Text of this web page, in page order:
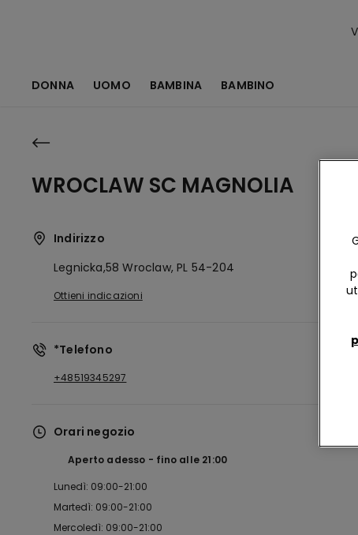
DONNA UOMO BAMBINA BAMBINO
WROCLAW SC MAGNOLIA
Indirizzo
Legnicka,58Wroclaw, PL 54-204
Ottieni indicazioni
*Telefono
+48519345297
Orari negozio
Aperto adesso fino alle 21:00
Lunedì: 09:00-21:00
Martedì: 09:00-21:00
Mercoledì: 09:00-21:00